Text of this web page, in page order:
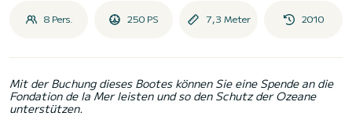
8 Pers. 250 PS 7,3 Meter 2010
Mit der Buchung dieses Bootes können Sie eine Spende an die
Fondation de la Mer leisten und so den Schutz der Ozeane
unterstützen.